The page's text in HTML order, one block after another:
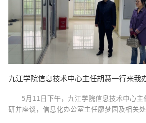
九江学院信息技术中心主任胡慧一行来我
5月11日下午，九江学院信息技术中心主
研并座谈，信息化办公室主任廖梦园及相关